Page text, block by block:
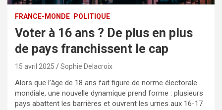
FRANCE-MONDE POLITIQUE
Voter à 16 ans ? De plus en plus
de pays franchissent le cap
15 avril 2025 Sophie Delacroix
Alors que l’âge de 18 ans fait figure de norme électorale
mondiale, une nouvelle dynamique prend forme : plusieurs
pays abattent les barrières et ouvrent les urnes aux 16-17